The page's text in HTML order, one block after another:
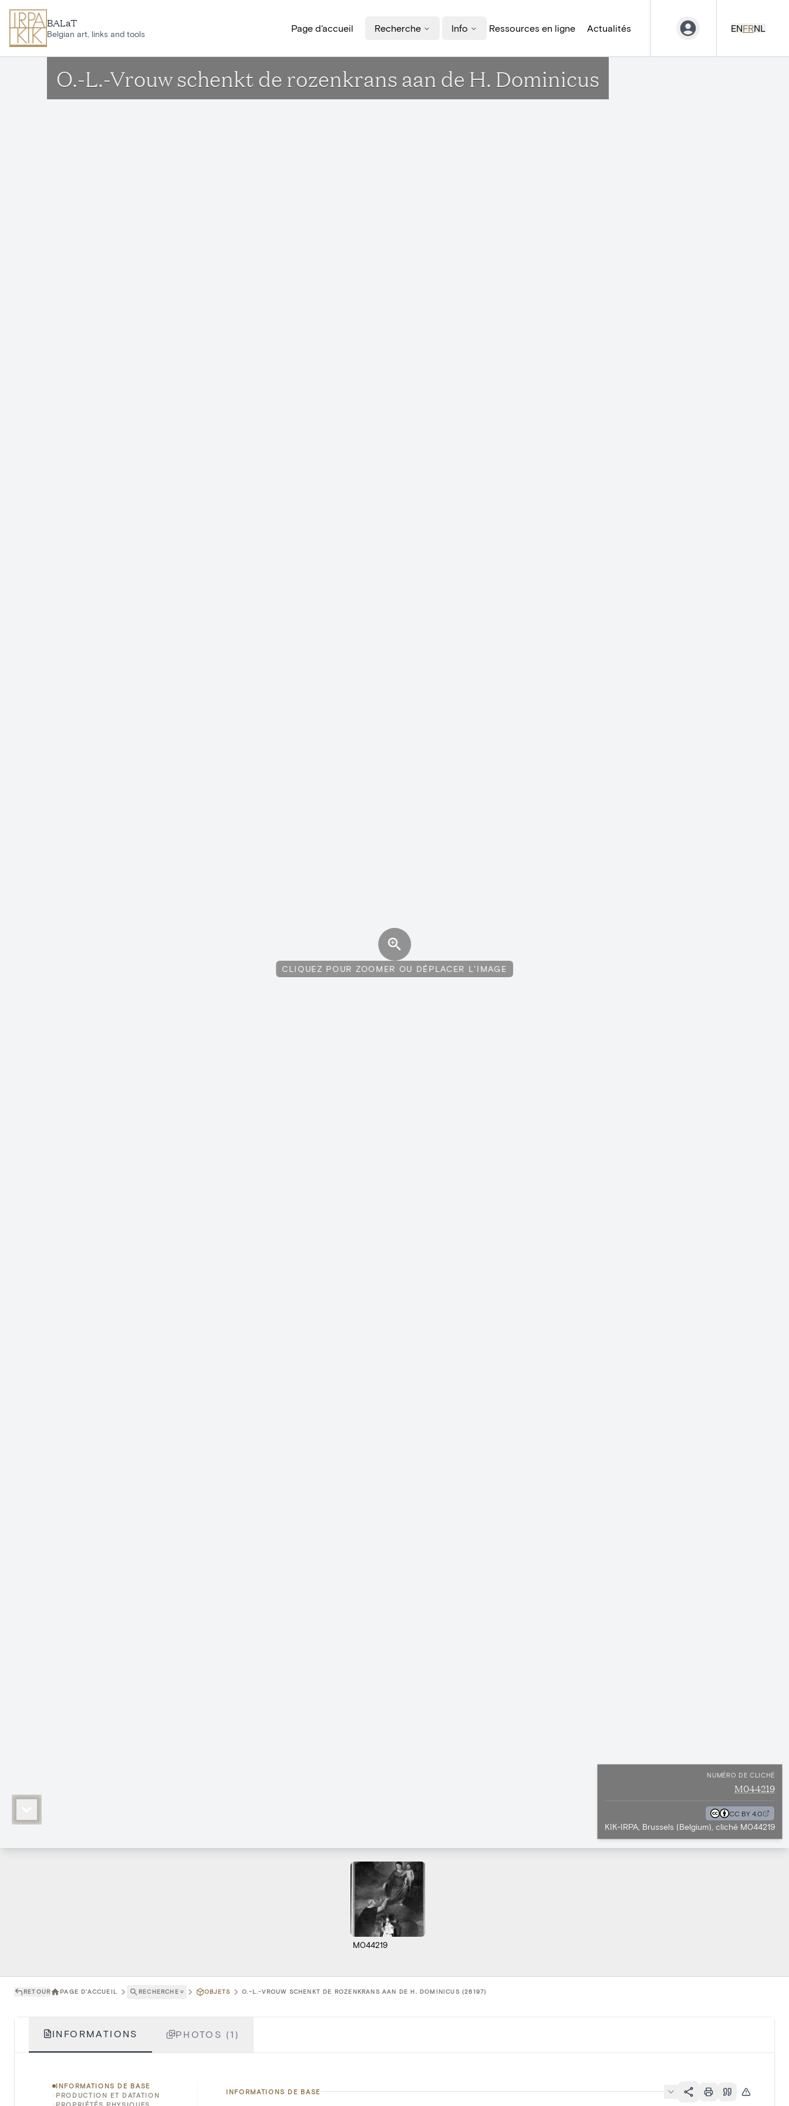
BALaT
Belgian art, links and tools
Page d'accueil Recherche Info Ressources en ligne Actualités ENFRNL
O.-L.-Vrouw schenkt de rozenkrans aan de H. Dominicus
CLIQUEZ POUR ZOOMER OU DÉPLACER L'IMAGE
NUMÉRO DE CLICHÉ
M044219
CC BY 4.0
KIK-IRPA, Brussels (Belgium), cliché M044219
M044219
RETOUR PAGE D'ACCUEIL RECHERCHE ˅ OBJETS O.-L.-VROUW SCHENKT DE ROZENKRANS AAN DE H. DOMINICUS (26197)
INFORMATIONS PHOTOS (1)
INFORMATIONS DE BASE
PRODUCTION ET DATATION
INFORMATIONS DE BASE